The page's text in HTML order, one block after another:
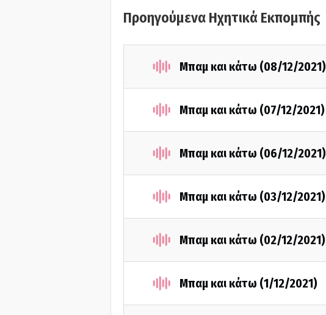
Προηγούμενα Ηχητικά Εκπομπής
Μπαμ και κάτω (08/12/2021)
Μπαμ και κάτω (07/12/2021)
Μπαμ και κάτω (06/12/2021)
Μπαμ και κάτω (03/12/2021)
Μπαμ και κάτω (02/12/2021)
Μπαμ και κάτω (1/12/2021)